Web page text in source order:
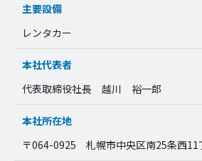
主要設備
レンタカー
本社代表者
代表取締役社長 越川 裕一郎
本社所在地
〒064-0925 札幌市中央区南25条西11